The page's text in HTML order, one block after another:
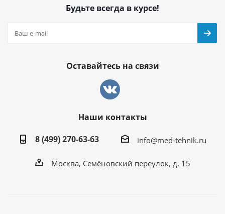
Будьте всегда в курсе!
Оставайтесь на связи
Наши контакты
8 (499) 270-63-63
info@med-tehnik.ru
Москва, Семёновский переулок, д. 15